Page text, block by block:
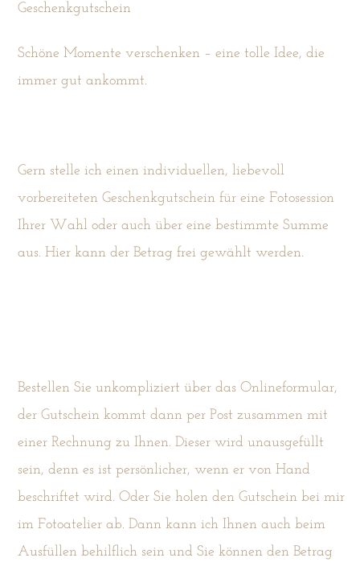
Geschenkgutschein
Schöne Momente verschenken – eine tolle Idee, die
immer gut ankommt.
Gern stelle ich einen individuellen, liebevoll
vorbereiteten Geschenkgutschein für eine Fotosession
Ihrer Wahl oder auch über eine bestimmte Summe
aus. Hier kann der Betrag frei gewählt werden.
Bestellen Sie unkompliziert über das Onlineformular,
der Gutschein kommt dann per Post zusammen mit
einer Rechnung zu Ihnen. Dieser wird unausgefüllt
sein, denn es ist persönlicher, wenn er von Hand
beschriftet wird. Oder Sie holen den Gutschein bei mir
im Fotoatelier ab. Dann kann ich Ihnen auch beim
Ausfüllen behilflich sein und Sie können den Betrag